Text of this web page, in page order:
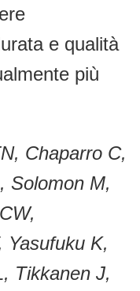
e qualità
più
Chaparro C,
Solomon M,
Yasufuku K,
Tikkanen J,